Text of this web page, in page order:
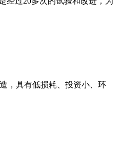
，具有低损耗、投资小、环